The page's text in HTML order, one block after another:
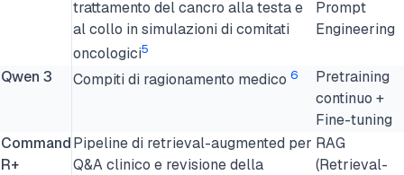
trattamento del cancro alla testa e
al collo in simulazioni di comitati
oncologici5
Prompt
Engineering
Qwen 3 Compiti di ragionamento medico 6
Pretraining
continuo +
Fine-tuning
Command
R+
Pipeline di retrieval-augmented per
Q&A clinico e revisione della
RAG
(Retrieval-